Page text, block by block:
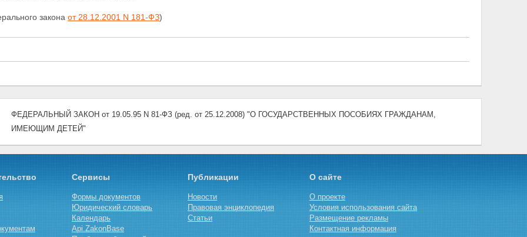
закона от 28.12.2001 N 181-ФЗ)
ФЕДЕРАЛЬНЫЙ ЗАКОН от 19.05.95 N 81-ФЗ (ред. от 25.12.2008) "О ГОСУДАРСТВЕННЫХ ПОСОБИЯХ ГРАЖДАНАМ,
ИМЕЮЩИМ ДЕТЕЙ"
Сервисы
Формы документов
Юридический словарь
Календарь
Api.ZakonBase
Публикации
Новости
Правовая энциклопедия
Статьи
О сайте
О проекте
Условия использования сайта
Размещение рекламы
Контактная информация